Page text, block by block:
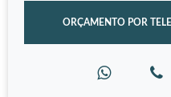
ORÇAMENTO POR